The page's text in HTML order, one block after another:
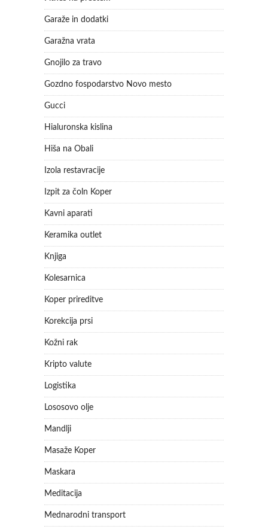
Garaže in dodatki
Garažna vrata
Gnojilo za travo
Gozdno fospodarstvo Novo mesto
Gucci
Hialuronska kislina
Hiša na Obali
Izola restavracije
Izpit za čoln Koper
Kavni aparati
Keramika outlet
Knjiga
Kolesarnica
Koper prireditve
Korekcija prsi
Kožni rak
Kripto valute
Logistika
Lososovo olje
Mandlji
Masaže Koper
Maskara
Meditacija
Mednarodni transport